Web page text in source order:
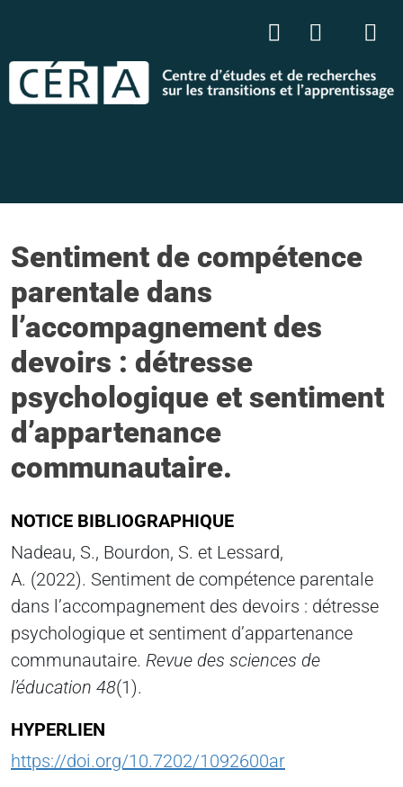
Sentiment de compétence
parentale dans
l’accompagnement des
devoirs : détresse
psychologique et sentiment
d’appartenance
communautaire.
NOTICE BIBLIOGRAPHIQUE
Nadeau, S., Bourdon, S. et Lessard,
A. (2022). Sentiment de compétence parentale
dans l’accompagnement des devoirs : détresse
psychologique et sentiment d’appartenance
communautaire. Revue des sciences de
l’éducation 48(1).
HYPERLIEN
https://doi.org/10.7202/1092600ar